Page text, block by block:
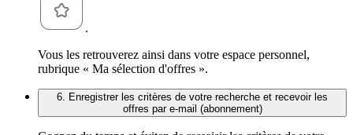
.
Vous les retrouverez ainsi dans votre espace personnel,
rubrique « Ma sélection d'offres ».
6. Enregistrer les critères de votre recherche et recevoir les
offres par e-mail (abonnement)